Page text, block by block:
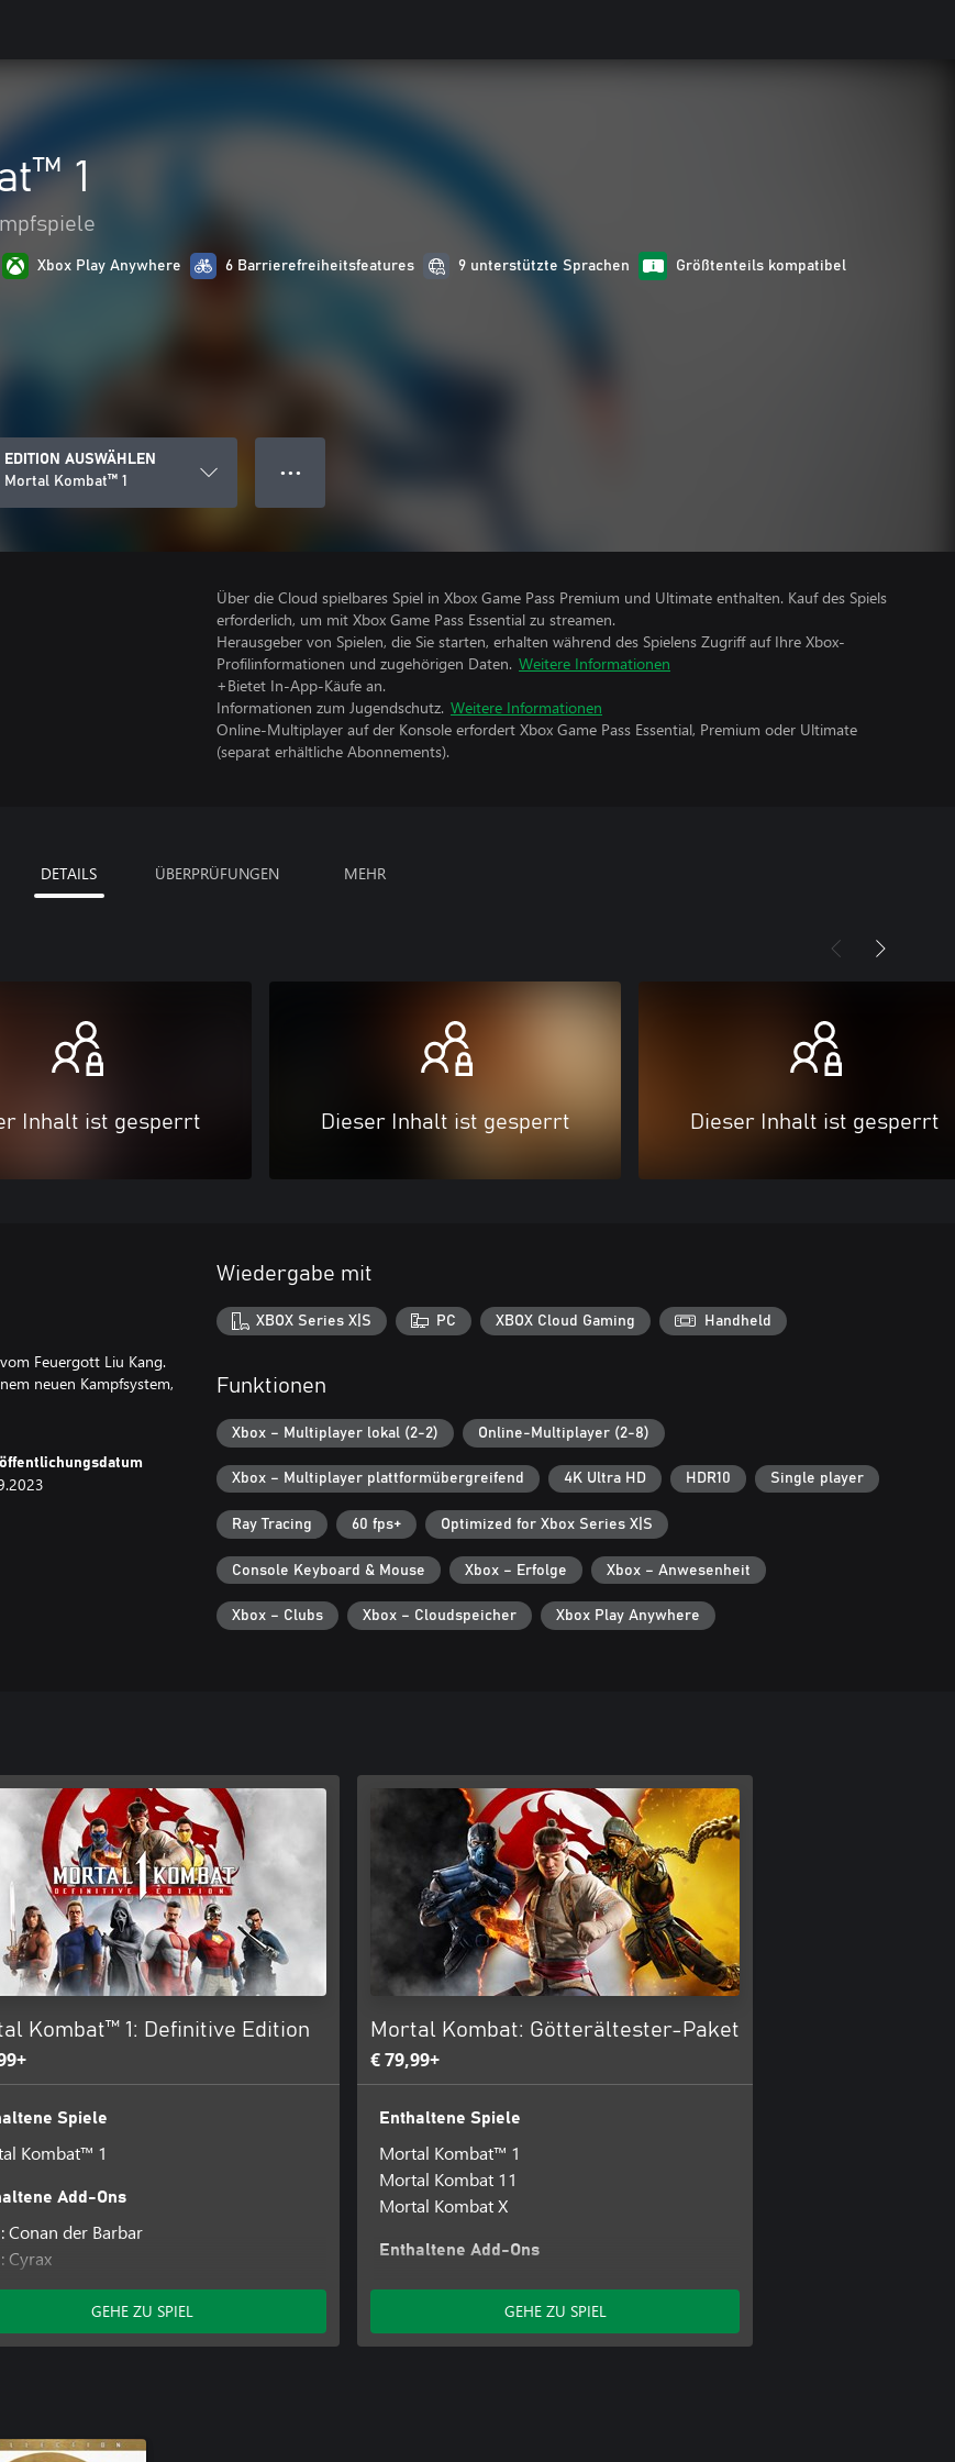
1
Xbox Play Anywhere 6 Barrierefreiheitsfeatures 9 unterstützte Sprachen Größtenteils kompatibel
EDITION AUSWÄHLEN
Mortal Kombat™ 1
● ● ●
Über die Cloud spielbares Spiel in Xbox Game Pass Premium und Ultimate enthalten. Kauf des Spiels
erforderlich, um mit Xbox Game Pass Essential zu streamen.
Herausgeber von Spielen, die Sie starten, erhalten während des Spielens Zugriff auf Ihre Xbox-
Profilinformationen und zugehörigen Daten. Weitere Informationen
+Bietet In-App-Käufe an.
Informationen zum Jugendschutz. Weitere Informationen
Online-Multiplayer auf der Konsole erfordert Xbox Game Pass Essential, Premium oder Ultimate
(separat erhältliche Abonnements).
DETAILS ÜBERPRÜFUNGEN MEHR
Inhalt ist gesperrt Dieser Inhalt ist gesperrt Dieser Inhalt ist gesperrt
Feuergott Liu Kang.
neuen Kampfsystem,
Wiedergabe mit
XBOX Series X|S PC XBOX Cloud Gaming Handheld
Funktionen
Xbox – Multiplayer lokal (2-2) Online-Multiplayer (2-8)
Xbox – Multiplayer plattformübergreifend 4K Ultra HD HDR10 Single player
Ray Tracing 60 fps+ Optimized for Xbox Series X|S
Console Keyboard & Mouse Xbox – Erfolge Xbox – Anwesenheit
Xbox – Clubs Xbox – Cloudspeicher Xbox Play Anywhere
Kombat™ 1: Definitive Edition
Spiele
Kombat™ 1
Add-Ons
Conan der Barbar
Cyrax
Ghostface
Kameo-Freischaltspack
Khaos Reigns Skins zur Vorbestellung
GEHE ZU SPIEL
Mortal Kombat: Götterältester-Paket
€ 79,99+
Enthaltene Spiele
Mortal Kombat™ 1
Mortal Kombat 11
Mortal Kombat X
Enthaltene Add-Ons
Mortal Kombat™ 1: Definitive Edition-
Mortal Kombat™ 1: Khaos Reigns-Erweiterung
GEHE ZU SPIEL